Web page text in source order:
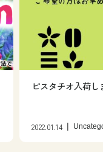
ピスタチオ入荷し
2022.01.14